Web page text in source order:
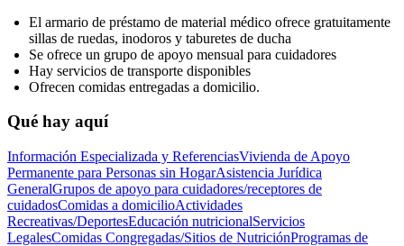
El armario de préstamo de material médico ofrece gratuitamente
sillas de ruedas, inodoros y taburetes de ducha
Se ofrece un grupo de apoyo mensual para cuidadores
Hay servicios de transporte disponibles
Ofrecen comidas entregadas a domicilio.
Qué hay aquí
Información Especializada y ReferenciasVivienda de Apoyo
Permanente para Personas sin HogarAsistencia Jurídica
GeneralGrupos de apoyo para cuidadores/receptores de
cuidadosComidas a domicilioActividades
Recreativas/DeportesEducación nutricionalServicios
LegalesComidas Congregadas/Sitios de NutriciónProgramas de